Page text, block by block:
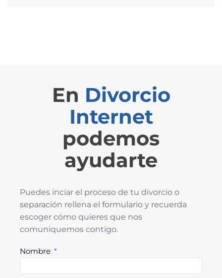
En Divorcio
Internet
podemos
ayudarte
Puedes inciar el proceso de tu divorcio o
separación rellena el formulario y recuerda
escoger cómo quieres que nos
comuniquemos contigo.
Nombre